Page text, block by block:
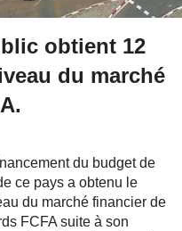
obtient 12
du marché
du budget de
ce pays a obtenu le
du marché financier de
FCFA suite à son